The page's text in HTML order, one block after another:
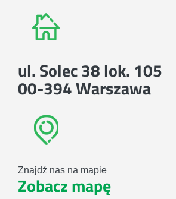
ul. Solec 38 lok. 105
00-394 Warszawa
Znajdź nas na mapie
Zobacz mapę